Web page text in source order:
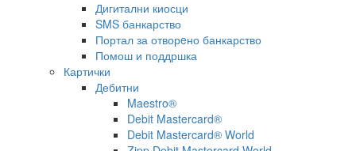
Дигитални киосци
SMS банкарство
Портал за отворeно банкарство
Помош и поддршка
Картички
Дебитни
Maestro®
Debit Mastercard®
Debit Mastercard® World